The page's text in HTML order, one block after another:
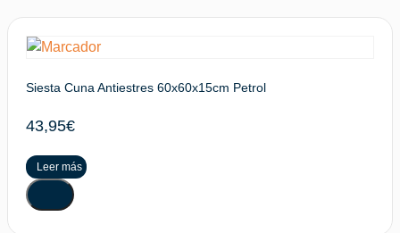
Siesta Cuna Antiestres 60x60x15cm Petrol
43,95€
Leer más